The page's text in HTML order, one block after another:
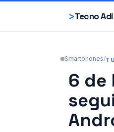
>Tecno
Smartphones/
6 de